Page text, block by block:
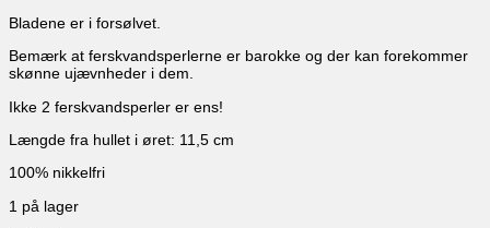
Bladene er i forsølvet.
Bemærk at ferskvandsperlerne er barokke og der kan forekommer
skønne ujævnheder i dem.
Ikke 2 ferskvandsperler er ens!
Længde fra hullet i øret: 11,5 cm
100% nikkelfri
1 på lager